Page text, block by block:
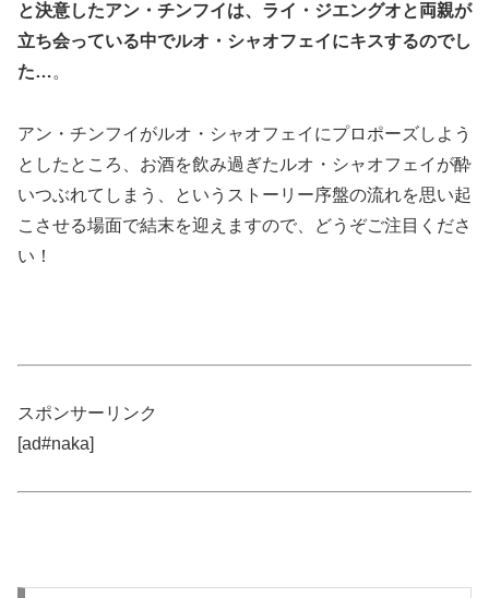
と決意したアン・チンフイは、ライ・ジエングオと両親が
立ち会っている中でルオ・シャオフェイにキスするのでし
た…。
アン・チンフイがルオ・シャオフェイにプロポーズしよう
としたところ、お酒を飲み過ぎたルオ・シャオフェイが酔
いつぶれてしまう、というストーリー序盤の流れを思い起
こさせる場面で結末を迎えますので、どうぞご注目くださ
い！
スポンサーリンク
[ad#naka]